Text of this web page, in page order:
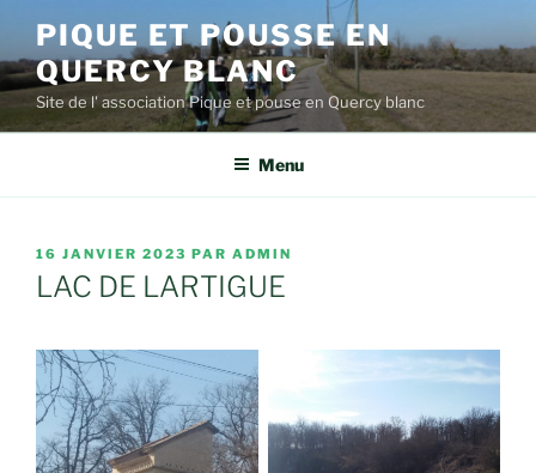
contenu
principal
PIQUE ET POUSSE EN
QUERCY BLANC
Site de l' association Pique et pouse en Quercy blanc
Menu
PUBLIÉ
LE
16 JANVIER 2023 PAR ADMIN
LAC DE LARTIGUE